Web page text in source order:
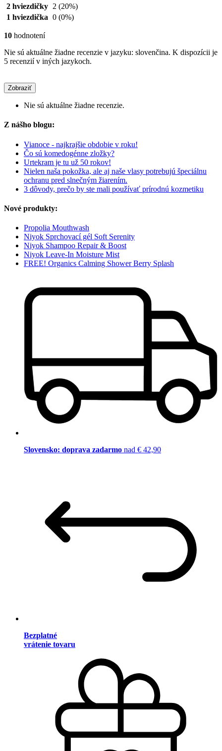
2 hviezdičky
2 (20%)
1 hviezdička 0 (0%)
10 hodnotení
Nie sú aktuálne žiadne recenzie v jazyku: slovenčina. K dispozícii je
5 recenzií v iných jazykoch.
Zobraziť
Nie sú aktuálne žiadne recenzie.
Z nášho blogu:
Vianoce - najkrajšie obdobie v roku!
Čo sú komedogénne zložky?
Urtekram je tu už 50 rokov!
Nielen naša pokožka, ale aj naše vlasy potrebujú špeciálnu
ochranu pred slnečným žiarením.
3 dôvody, prečo by ste mali používať prírodnú kozmetiku
Nové produkty:
Propolia Mouthwash
Niyok Sprchovací gél Soft Serenity
Niyok Shampoo Repair & Boost
Niyok Leave-In Moisture Mist
FREE! Organics Calming Shower Berry Splash
Slovensko: doprava zadarmo nad € 42,90
Bezplatné
vrátenie tovaru